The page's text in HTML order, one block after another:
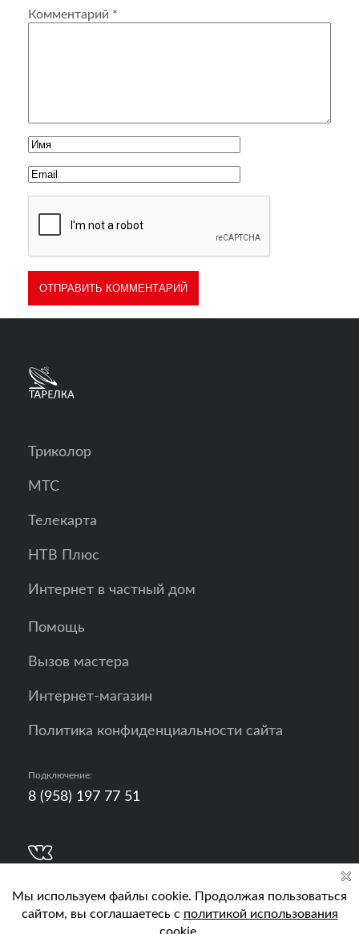
Комментарий *
Триколор
МТС
Телекарта
НТВ Плюс
Интернет в частный дом
Помощь
Вызов мастера
Интернет-магазин
Политика конфиденциальности сайта
Подключение:
8 (958) 197 77 51
Кислород